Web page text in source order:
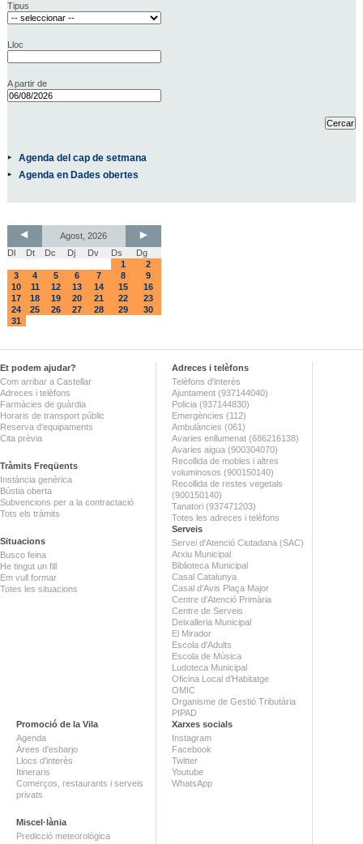
Tipus
Lloc
A partir de
Agenda del cap de setmana
Agenda en Dades obertes
Agost, 2026
Dl
Dt Dc Dj Dv Ds
Dg
1
2
3
4 5 6 7 8
9
10
11 12 13 14 15
16
17
18 19 20 21 22
23
24
25 26 27 28 29
30
31
Et podem ajudar?
Com arribar a Castellar
Adreces i telèfons
Farmàcies de guàrdia
Horaris de transport públic
Reserva d'equipaments
Cita prèvia
Tràmits Freqüents
Instància genèrica
Bústia oberta
Subvencions per a la contractació
Tots els tràmits
Situacions
Busco feina
He tingut un fill
Em vull formar
Totes les situacions
Adreces i telèfons
Telèfons d'interès
Ajuntament (937144040)
Policia (937144830)
Emergències (112)
Ambulàncies (061)
Avaries enllumenat (686216138)
Avaries aigua (900304070)
Recollida de mobles i altres
voluminosos (900150140)
Recollida de restes vegetals
(900150140)
Tanatori (937471203)
Totes les adreces i telèfons
Serveis
Servei d'Atenció Ciutadana (SAC)
Arxiu Municipal
Biblioteca Municipal
Casal Catalunya
Casal d'Avis Plaça Major
Centre d'Atenció Primària
Centre de Serveis
Deixalleria Municipal
El Mirador
Escola d'Adults
Escola de Música
Ludoteca Municipal
Oficina Local d'Habitatge
OMIC
Organisme de Gestió Tributària
PIPAD
Promoció de la Vila
Agenda
Àrees d'esbarjo
Llocs d'interès
Itineraris
Comerços, restaurants i serveis
privats
Miscel·lània
Predicció meteorològica
Xarxes socials
Instagram
Facebook
Twitter
Youtube
WhatsApp